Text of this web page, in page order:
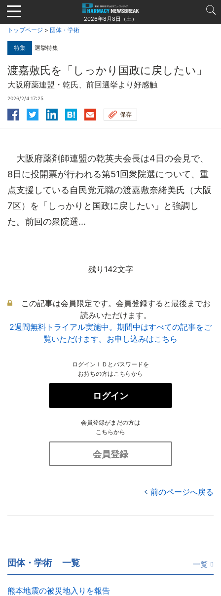
Jump
to
navigation
2026年8月8日（土）
トップページ > 団体・学術
特集 選挙特集
渡嘉敷氏を「しっかり国政に戻したい」
大阪府薬連盟・乾氏、前回選挙より好感触
2026/2/4 17:25
保存
大阪府薬剤師連盟の乾英夫会長は4日の会見で、
8日に投開票が行われる第51回衆院選について、重
点支援している自民党元職の渡嘉敷奈緒美氏（大阪
7区）を「しっかりと国政に戻したい」と強調し
た。前回の衆院選...
残り142文字
この記事は会員限定です。会員登録すると最後までお
読みいただけます。
2週間無料トライアル実施中。期間中はすべての記事をご
覧いただけます。お申し込みはこちら
ログインＩＤとパスワードを
お持ちの方はこちらから
ログイン
会員登録がまだの方は
こちらから
会員登録
前のページへ戻る
団体・学術 一覧 一覧
熊本地震の被災地入りを報告